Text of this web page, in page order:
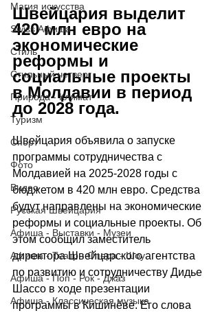
Магия искусства
Swiss Афиша
Стиль
Стильный четверг
Природа - Климат
Туризм
Спорт
Фото
Видео
Русская Швейцария
Афиша - Выставки - Музеи
Афиша - Театр - Опера - Шоу
Афиша - Поп - Рок - Джаз
Афиша - Классическая музыка
Швейцария выделит
420 млн евро на
экономические
реформы и
социальные проекты
в Молдавии в период
до 2028 года.
Швейцария объявила о запуске
программы сотрудничества с
Молдавией на 2025-2028 годы с
бюджетом в 420 млн евро. Средства
будут направлены на экономические
реформы и социальные проекты. Об
этом сообщил заместитель
директора Швейцарского агентства
по развитию и сотрудничеству Дидье
Шассо в ходе презентации
программы в Кишинёве. Его слова